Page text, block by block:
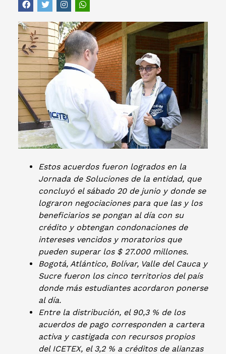
Estos acuerdos fueron logrados en la
Jornada de Soluciones de la entidad, que
concluyó el sábado 20 de junio y donde se
lograron negociaciones para que las y los
beneficiarios se pongan al día con su
crédito y obtengan condonaciones de
intereses vencidos y moratorios que
pueden superar los $ 27.000 millones.
Bogotá, Atlántico, Bolívar, Valle del Cauca y
Sucre fueron los cinco territorios del país
donde más estudiantes acordaron ponerse
al día.
Entre la distribución, el 90,3 % de los
acuerdos de pago corresponden a cartera
activa y castigada con recursos propios
del ICETEX, el 3,2 % a créditos de alianzas